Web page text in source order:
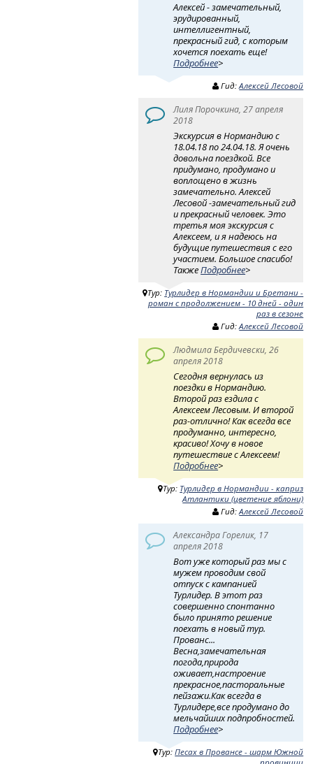
Алексей - замечательный,
эрудированный,
интеллигентный,
прекрасный гид, с которым
хочется поехать еще!
Подробнее>
Гид:Алексей Лесовой
Лиля Порочкина, 27 апреля
2018
Экскурсия в Нормандию с
18.04.18 по 24.04.18. Я очень
довольна поездкой. Все
придумано, продумано и
воплощено в жизнь
замечательно. Алексей
Лесовой -замечательный гид
и прекрасный человек. Это
третья моя экскурсия с
Алексеем, и я надеюсь на
будущие путешествия с его
участием. Большое спасибо!
ТакжеПодробнее>
Тур: Турлидер в Нормандии и Бретани -
роман с продолжением - 10 дней - один
раз в сезоне
Гид:Алексей Лесовой
Людмила Бердичевски, 26
апреля 2018
Сегодня вернулась из
поездки в Нормандию.
Второй раз ездила с
Алексеем Лесовым. И второй
раз-отлично! Как всегда все
продуманно, интересно,
красиво! Хочу в новое
путешествие с Алексеем!
Подробнее>
Тур: Турлидер в Нормандии - каприз
Атлантики (цветение яблони)
Гид:Алексей Лесовой
Александра Горелик, 17
апреля 2018
Вот уже который раз мы с
мужем проводим свой
отпуск с кампанией
Турлидер. В этот раз
совершенно спонтанно
было принято решение
поехать в новый тур.
Прованс...
Весна,замечательная
погода,природа
оживает,настроение
прекрасное,пасторальные
пейзажи.Как всегда в
Турлидере,все продумано до
мельчайших подпробностей.
Подробнее>
Тур:Песах в Провансе - шарм Южной